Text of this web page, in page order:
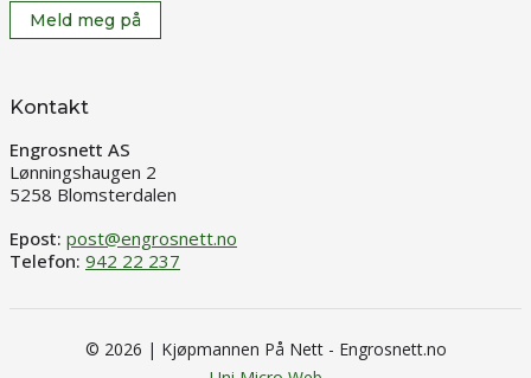
Meld meg på
Kontakt
Engrosnett AS
Lønningshaugen 2
5258 Blomsterdalen
Epost: post@engrosnett.no
Telefon: 942 22 237
© 2026 | Kjøpmannen På Nett - Engrosnett.no